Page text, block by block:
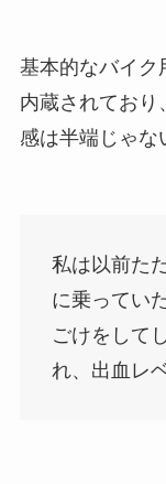
基本的なバイク
内蔵されており
感は半端じゃな
私は以前た
に乗ってい
ごけをして
れ、出血レ